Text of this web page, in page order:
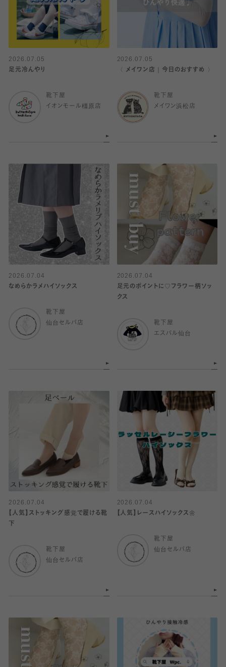
2026.07.05
足元冷んやり
靴下屋
イオンモール橿原店
2026.07.05
〈 メイワン店｜今日のおすすめ 〉
靴下屋
メイワン浜松店
2026.07.04
なめらかラメハイソックス
靴下屋
仙台セルバ店
2026.07.04
足元のポイントに♡フラワー柄ソッ
クス
靴下屋
エスパル仙台
2026.07.04
【人気】ストッキング感覚で履ける靴
下
靴下屋
仙台セルバ店
2026.07.04
【人気】レースハイソックス🌼
靴下屋
仙台セルバ店